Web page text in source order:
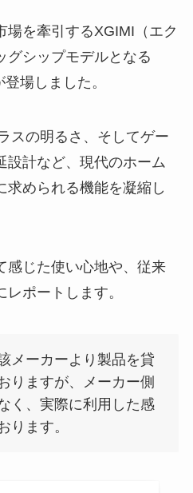
場を牽引するXGIMI（エク
グシップモデルとなる
場しました。
スの明るさ、そしてゲー
設計など、現代のホーム
求められる機能を凝縮し
感じた使い心地や、従来
ポートします。
メーカーより製品を貸
りますが、メーカー側
く、実際に利用した感
ります。